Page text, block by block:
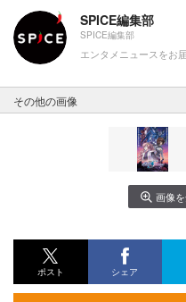
SPICE編集部
SPICE編集部
エンタメニュースをお
その他の画像
画像を
ポスト シェア